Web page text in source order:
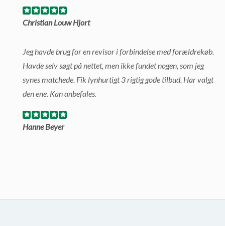
Christian Louw Hjort
Jeg havde brug for en revisor i forbindelse med forældrekøb.
Havde selv søgt på nettet, men ikke fundet nogen, som jeg
synes matchede. Fik lynhurtigt 3 rigtig gode tilbud. Har valgt
den ene. Kan anbefales.
Hanne Beyer